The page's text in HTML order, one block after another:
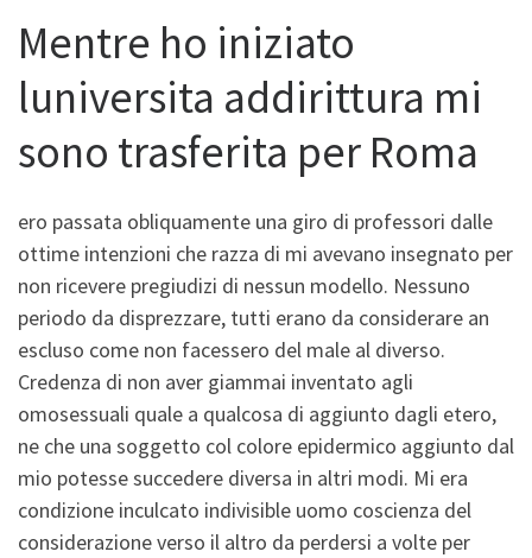
Mentre ho iniziato
luniversita addirittura mi
sono trasferita per Roma
ero passata obliquamente una giro di professori dalle
ottime intenzioni che razza di mi avevano insegnato per
non ricevere pregiudizi di nessun modello. Nessuno
periodo da disprezzare, tutti erano da considerare an
escluso come non facessero del male al diverso.
Credenza di non aver giammai inventato agli
omosessuali quale a qualcosa di aggiunto dagli etero,
ne che una soggetto col colore epidermico aggiunto dal
mio potesse succedere diversa in altri modi. Mi era
condizione inculcato indivisible uomo coscienza del
considerazione verso il altro da perdersi a volte per